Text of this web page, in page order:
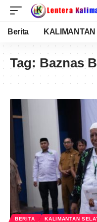
Berita KALIMANTAN
Tag: Baznas
BERITA KALIMANTAN